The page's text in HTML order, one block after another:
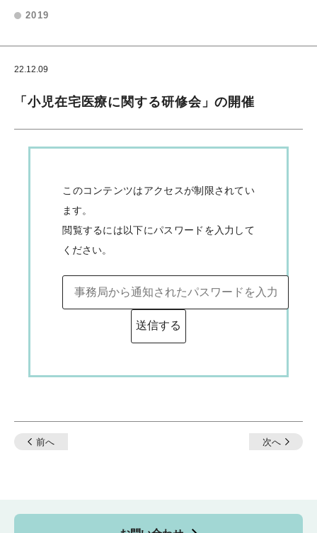
2019
22.12.09
「小児在宅医療に関する研修会」の開催
このコンテンツはアクセスが制限されてい
ます。
閲覧するには以下にパスワードを入力して
ください。
ョ
前へ 次へ